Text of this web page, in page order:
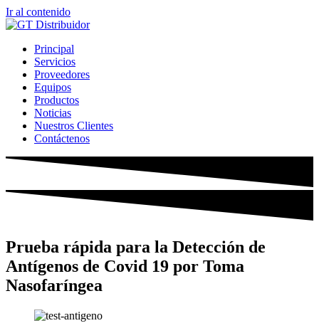
Ir al contenido
Principal
Servicios
Proveedores
Equipos
Productos
Noticias
Nuestros Clientes
Contáctenos
Prueba rápida para la Detección de
Antígenos de Covid 19 por Toma
Nasofaríngea